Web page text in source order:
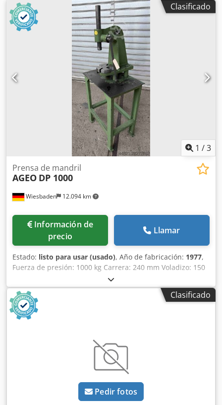
Clasificado
1 /3
Wiesbaden 12.094 km
Prensa de mandril
AGEO DP 1000
Información de
precio
Llamar
Estado: listo para usar (usado), Año de fabricación: 1977,
Fuerza de presión: 1000 kg Carrera: 240 mm Voladizo: 150
mm Dedpfozi A I Tjx Ai Rock Diámetro de la mesa: 180 mm
3 aberturas en la mesa: 16, 45 y 55 mm Espacio requerido:
600 x 420 x 1500 mm
Clasificado
Pedir fotos